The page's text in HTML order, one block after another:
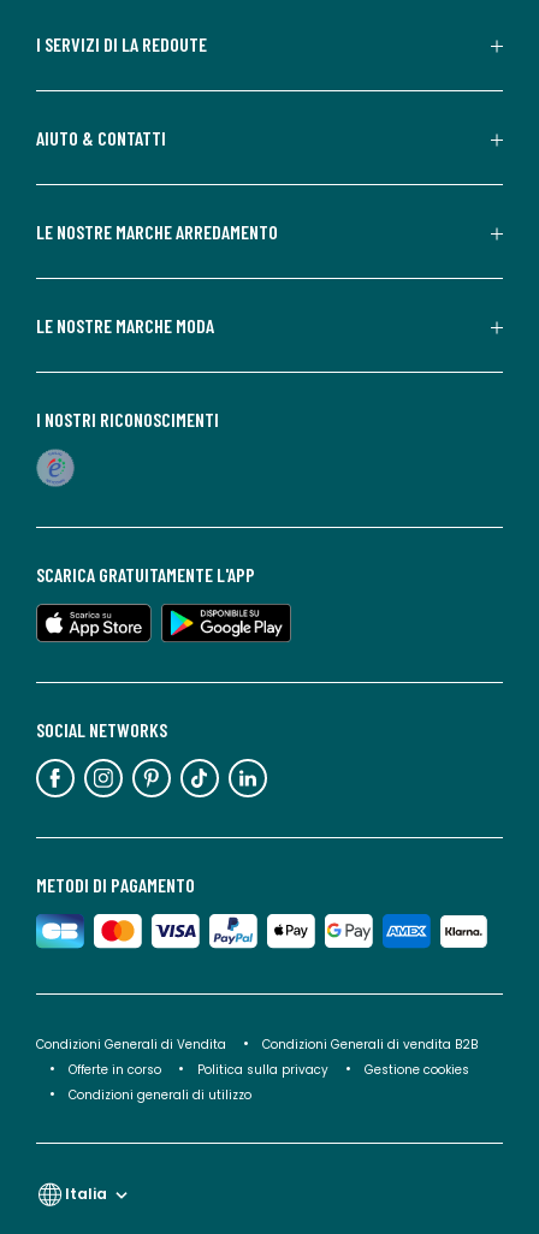
I SERVIZI DI LA REDOUTE
AIUTO & CONTATTI
LE NOSTRE MARCHE ARREDAMENTO
LE NOSTRE MARCHE MODA
METODI DI PAGAMENTO
SOCIAL NETWORKS
SCARICA GRATUITAMENTE L'APP
I NOSTRI RICONOSCIMENTI
Condizioni Generali di Vendita
Condizioni Generali di vendita B2B
Offerte in corso
Politica sulla privacy
Gestione cookies
Condizioni generali di utilizzo
Italia